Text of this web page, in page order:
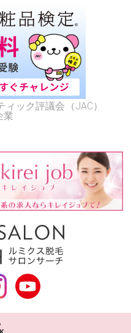
ック評議会（JAC）
業